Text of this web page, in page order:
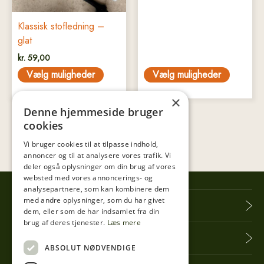
Klassisk stofledning –
glat
kr. 59,00
Vælg muligheder Vælg muligheder
Tibberup Høkeren
Information
×
Denne hjemmeside bruger
cookies
Vi bruger cookies til at tilpasse indhold,
annoncer og til at analysere vores trafik. Vi
deler også oplysninger om din brug af vores
websted med vores annoncerings- og
analysepartnere, som kan kombinere dem
med andre oplysninger, som du har givet
dem, eller som de har indsamlet fra din
brug af deres tjenester. Læs mere
ABSOLUT NØDVENDIGE